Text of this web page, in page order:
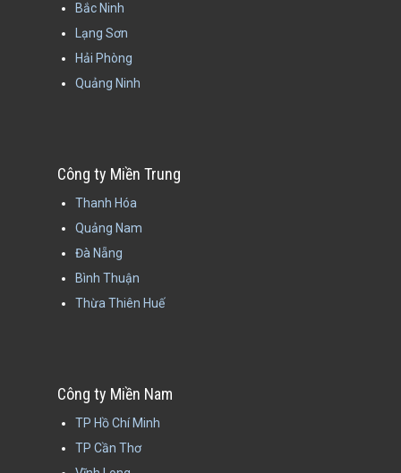
Bắc Ninh
Lạng Sơn
Hải Phòng
Quảng Ninh
Công ty Miền Trung
Thanh Hóa
Quảng Nam
Đà Nẵng
Bình Thuận
Thừa Thiên Huế
Công ty Miền Nam
TP Hồ Chí Minh
TP Cần Thơ